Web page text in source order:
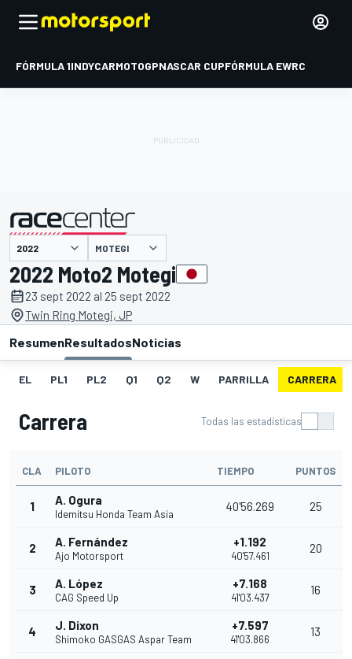
FÓRMULA 1INDYCARMOTOGPNASCAR CUPFÓRMULA EWRC
presentado por MOTEGI
2022 Moto2 Motegi
23 sept 2022 al 25 sept 2022
Twin Ring Motegi, JP
ResumenResultadosNoticias
EL PL1 PL2 Q1 Q2 W PARRILLA CARRERA
Carrera Todas las estadísticas
CLA PILOTO TIEMPO PUNTOS
1 A. Ogura
Idemitsu Honda Team Asia
40'56.269 25
2 A. Fernández
Ajo Motorsport
+1.192
40'57.461
20
3 A. López
CAG Speed Up
+7.168
41'03.437
16
4 J. Dixon
Shimoko GASGAS Aspar Team
+7.597
41'03.866
13